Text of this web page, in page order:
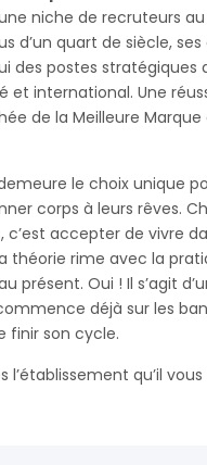
niche de recruteurs au
d’un quart de siècle,
des postes stratégiques
et international. Une
de la Meilleure Marque
demeure le choix unique
corps à leurs rêves.
c’est accepter de vivre
théorie rime avec la
présent. Oui ! Il s’agit
déjà sur les
finir son cycle.
l’établissement qu’il